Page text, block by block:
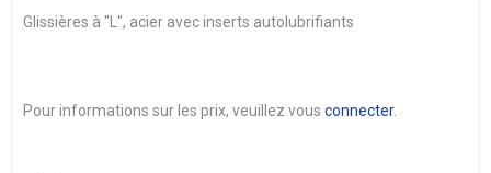
Glissières à "L", acier avec inserts autolubrifiants
Pour informations sur les prix, veuillez vousconnecter.